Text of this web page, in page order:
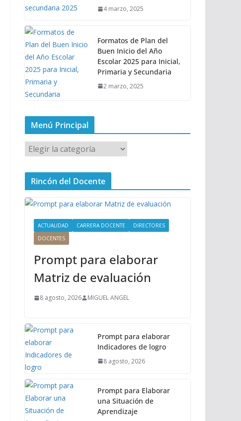
4 marzo, 2025
Formatos de Plan del
Buen Inicio del Año
Escolar 2025 para Inicial,
Primaria y Secundaria
2 marzo, 2025
Menú Principal
M
e
n
P
Rincón del Docente
ACTUALIDAD CARRERA DOCENTE
DIRECTORES
DOCENTES
Prompt para elaborar
Matriz de evaluación
8 agosto, 2026 MIGUEL ANGEL
Prompt para elaborar
Indicadores de logro
8 agosto, 2026
Prompt para Elaborar
una Situación de
Aprendizaje